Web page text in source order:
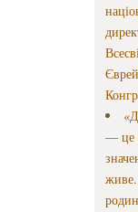
— це